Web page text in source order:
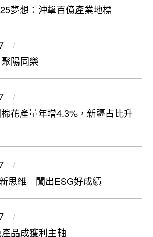
夢想：沖擊百億產業地標
陽同樂
花產量年增4.3%，新疆占比升
思維 闖出ESG好成績
品成獲利主軸